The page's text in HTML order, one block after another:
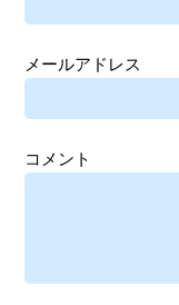
メールアドレス
コメント